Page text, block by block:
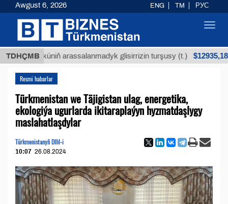
TDHÇMB
köküniň arassalanmadyk glisirrizin turşusy (t.) $12935,18
Resmi habarlar
Türkmenistan we Täjigistan ulag, energetika,
ekologiýa ugurlarda ikitaraplaýyn hyzmatdaşlygy
maslahatlaşdylar
Türkmenistanyň DIM-i
10:07 26.08.2024
Awgust 6, 2026 ENG TM РУС